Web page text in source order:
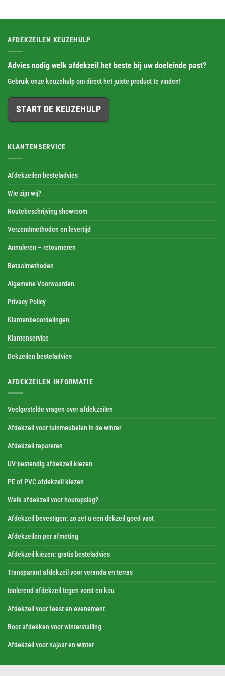
AFDEKZEILEN KEUZEHULP
Advies nodig welk afdekzeil het beste bij uw doeleinde past?
Gebruik onze keuzehulp om direct het juiste product te vinden!
START DE KEUZEHULP
KLANTENSERVICE
Afdekzeilen besteladvies
Wie zijn wij?
Routebeschrijving showroom
Verzendmethoden en levertijd
Annuleren – retourneren
Betaalmethoden
Algemene Voorwaarden
Privacy Policy
Klantenbeoordelingen
Klantenservice
Dekzeilen besteladvies
AFDEKZEILEN INFORMATIE
Veelgestelde vragen over afdekzeilen
Afdekzeil voor tuinmeubelen in de winter
Afdekzeil repareren
UV-bestendig afdekzeil kiezen
PE of PVC afdekzeil kiezen
Welk afdekzeil voor houtopslag?
Afdekzeil bevestigen: zo zet u een dekzeil goed vast
Afdekzeilen per afmeting
Afdekzeil kiezen: gratis besteladvies
Transparant afdekzeil voor veranda en terras
Isolerend afdekzeil tegen vorst en kou
Afdekzeil voor feest en evenement
Boot afdekken voor winterstalling
Afdekzeil voor najaar en winter